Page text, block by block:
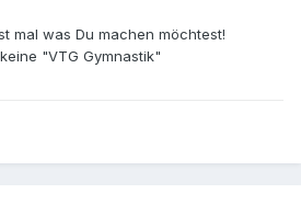
mal was Du machen möchtest!
"VTG Gymnastik"